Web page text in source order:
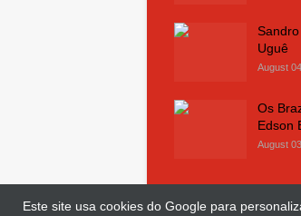
Este site usa cookies do Google para
Uguê
August
Os
Edson
August